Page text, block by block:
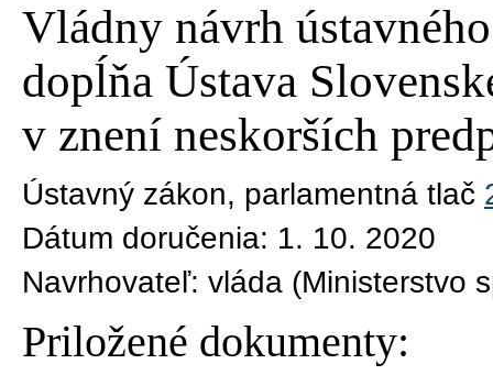
Vládny návrh
dopĺňa Ústava
v znení neskorších
Ústavný zákon, parlamentná tlač
Dátum doručenia: 1. 10. 2020
Navrhovateľ: vláda (Ministerstvo
Priložené dokumenty: